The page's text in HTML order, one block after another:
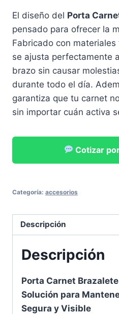
El diseño del Porta
pensado para ofrecer la
Fabricado con
se ajusta perfectamente
brazo sin causar
durante todo el día.
garantiza que tu carnet
sin importar cuán activa
Cotizar
Categoría: accesorios
Descripción
Descripción
Porta Carnet
Solución para
Segura y Visible